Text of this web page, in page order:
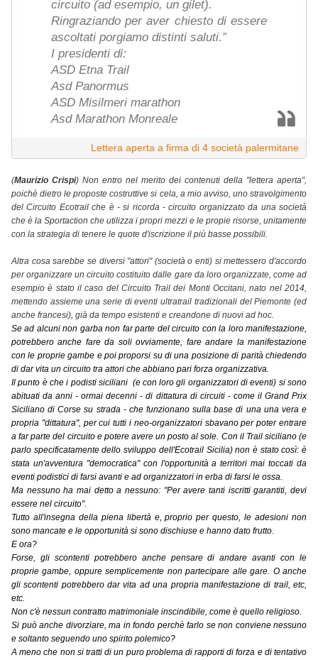
circuito (ad esempio, un gilet).
Ringraziando per aver chiesto di essere
ascoltati porgiamo distinti saluti.”
I presidenti di:
ASD Etna Trail
Asd Panormus
ASD Misilmeri marathon
Asd Marathon Monreale
Lettera aperta a firma di 4 società palermitane
(Maurizio Crispi) Non entro nel merito dei contenuti della "lettera aperta",
poichè dietro le proposte costruttive si cela, a mio avviso, uno stravolgimento
del Circuito Ecotrail che è - si ricorda - circuito organizzato da una società
che è la Sportaction che utilizza i propri mezzi e le propie risorse, unitamente
con la strategia di tenere le quote d'iscrizione il più basse possibili.
Altra cosa sarebbe se diversi "attori" (società o enti) si mettessero d'accordo
per organizzare un circuito costituito dalle gare da loro organizzate, come ad
esempio è stato il caso del Circuito Trail dei Monti Occitani, nato nel 2014,
mettendo assieme una serie di eventi ultratrail tradizionali del Piemonte (ed
anche francesi), già da tempo esistenti e creandone di nuovi ad hoc.
Se ad alcuni non garba non far parte del circuito con la loro manifestazione,
potrebbero anche fare da soli ovviamente, fare andare la manifestazione
con le proprie gambe e poi proporsi su di una posizione di parità chiedendo
di dar vita un circuito tra attori che abbiano pari forza organizzativa.
Il punto è che i podisti siciliani (e con loro gli organizzatori di eventi) si sono
abituati da anni - ormai decenni - di dittatura di circuiti - come il Grand Prix
Siciliano di Corse su strada - che funzionano sulla base di una una vera e
propria "dittatura", per cui tutti i neo-organizzatori sbavano per poter entrare
a far parte del circuito e potere avere un posto al sole. Con il Trail siciliano (e
parlo specificatamente dello sviluppo dell'Ecotrail Sicilia) non è stato così: è
stata un'avventura "democratica" con l'opportunità a territori mai toccati da
eventi podistici di farsi avanti e ad organizzatori in erba di farsi le ossa.
Ma nessuno ha mai detto a nessuno: "Per avere tanti iscritti garantiti, devi
essere nel circuito".
Tutto all'insegna della piena libertà e, proprio per questo, le adesioni non
sono mancate e le opportunità si sono dischiuse e hanno dato frutto.
E ora?
Forse, gli scontenti potrebbero anche pensare di andare avanti con le
proprie gambe, oppure semplicemente non partecipare alle gare. O anche
gli scontenti potrebbero dar vita ad una propria manifestazione di trail, etc,
etc.
Non c'è nessun contratto matrimoniale inscindibile, come è quello religioso.
Si può anche divorziare, ma in fondo perchè farlo se non conviene nessuno
e soltanto seguendo uno spirito polemico?
A meno che non si tratti di un puro problema di rapporti di forza e di tentativo